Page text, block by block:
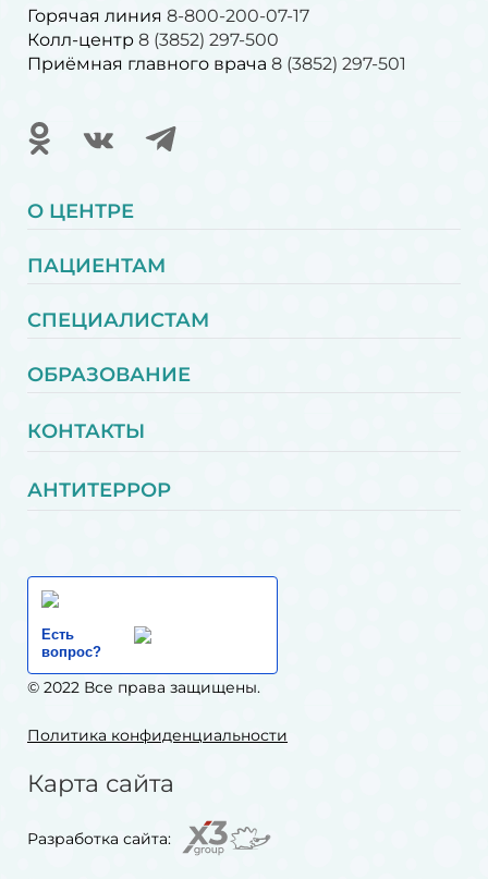
Горячая линия 8-800-200-07-17
Колл-центр 8 (3852) 297-500
Приёмная главного врача 8 (3852) 297-501
О ЦЕНТРЕ
ПАЦИЕНТАМ
СПЕЦИАЛИСТАМ
ОБРАЗОВАНИЕ
КОНТАКТЫ
АНТИТЕРРОР
Есть
вопрос?
© 2022 Все права защищены.
Политика конфиденциальности
Карта сайта
Разработка сайта: